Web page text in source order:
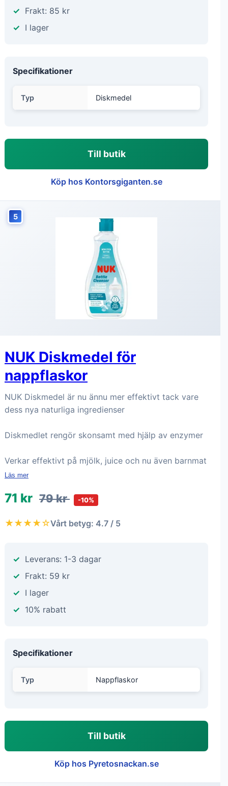
Frakt: 85 kr
I lager
Specifikationer
Typ Diskmedel
Till butik
Köp hos Kontorsgiganten.se
5
NUK Diskmedel för
nappflaskor
NUK Diskmedel är nu ännu mer effektivt tack vare
dess nya naturliga ingredienser
Diskmedlet rengör skonsamt med hjälp av enzymer
Verkar effektivt på mjölk, juice och nu även barnmat
Läs mer
71 kr 79 kr -10%
★★★★☆Vårt betyg: 4.7 / 5
Leverans: 1-3 dagar
Frakt: 59 kr
I lager
10% rabatt
Specifikationer
Typ Nappflaskor
Till butik
Köp hos Pyretosnackan.se